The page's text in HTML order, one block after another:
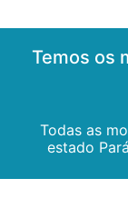
Temos os
Todas as
estado